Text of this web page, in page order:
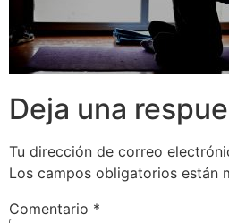
Deja una
Tu dirección de correo
Los campos obligatorios están
Comentario *